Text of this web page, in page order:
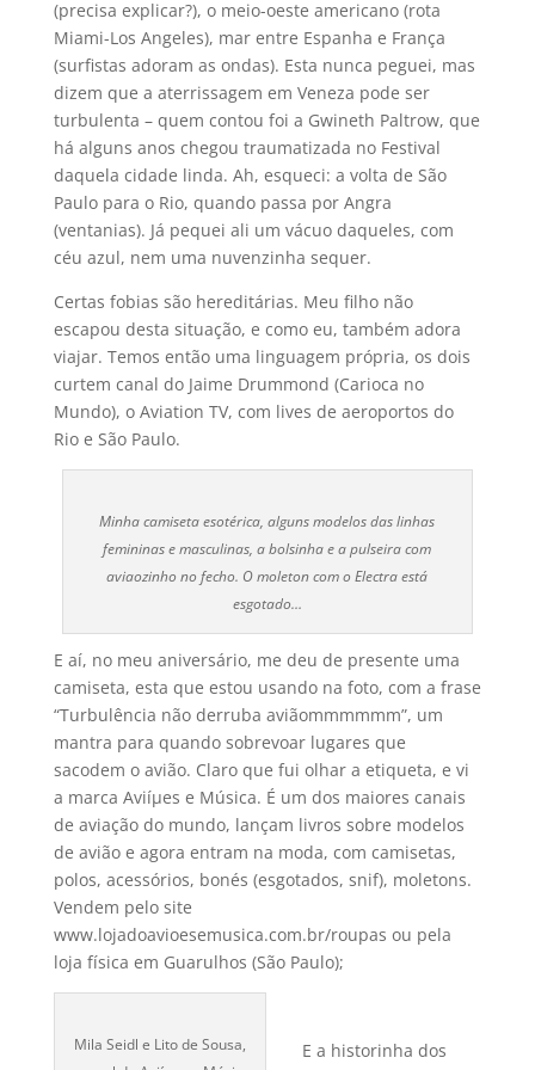
(precisa explicar?), o meio-oeste americano (rota
Miami-Los Angeles), mar entre Espanha e França
(surfistas adoram as ondas). Esta nunca peguei, mas
dizem que a aterrissagem em Veneza pode ser
turbulenta – quem contou foi a Gwineth Paltrow, que
há alguns anos chegou traumatizada no Festival
daquela cidade linda. Ah, esqueci: a volta de São
Paulo para o Rio, quando passa por Angra
(ventanias). Já pequei ali um vácuo daqueles, com
céu azul, nem uma nuvenzinha sequer.
Certas fobias são hereditárias. Meu filho não
escapou desta situação, e como eu, também adora
viajar. Temos então uma linguagem própria, os dois
curtem canal do Jaime Drummond (Carioca no
Mundo), o Aviation TV, com lives de aeroportos do
Rio e São Paulo.
Minha camiseta esotérica, alguns modelos das linhas
femininas e masculinas, a bolsinha e a pulseira com
aviaozinho no fecho. O moleton com o Electra está
esgotado…
E aí­, no meu aniversário, me deu de presente uma
camiseta, esta que estou usando na foto, com a frase
“Turbulência não derruba aviãommmmmm”, um
mantra para quando sobrevoar lugares que
sacodem o avião. Claro que fui olhar a etiqueta, e vi
a marca Aviíµes e Música. É um dos maiores canais
de aviação do mundo, lançam livros sobre modelos
de avião e agora entram na moda, com camisetas,
polos, acessórios, bonés (esgotados, snif), moletons.
Vendem pelo site
www.lojadoavioesemusica.com.br/roupas ou pela
loja fí­sica em Guarulhos (São Paulo);
Mila Seidl e Lito de Sousa,
E a historinha dos